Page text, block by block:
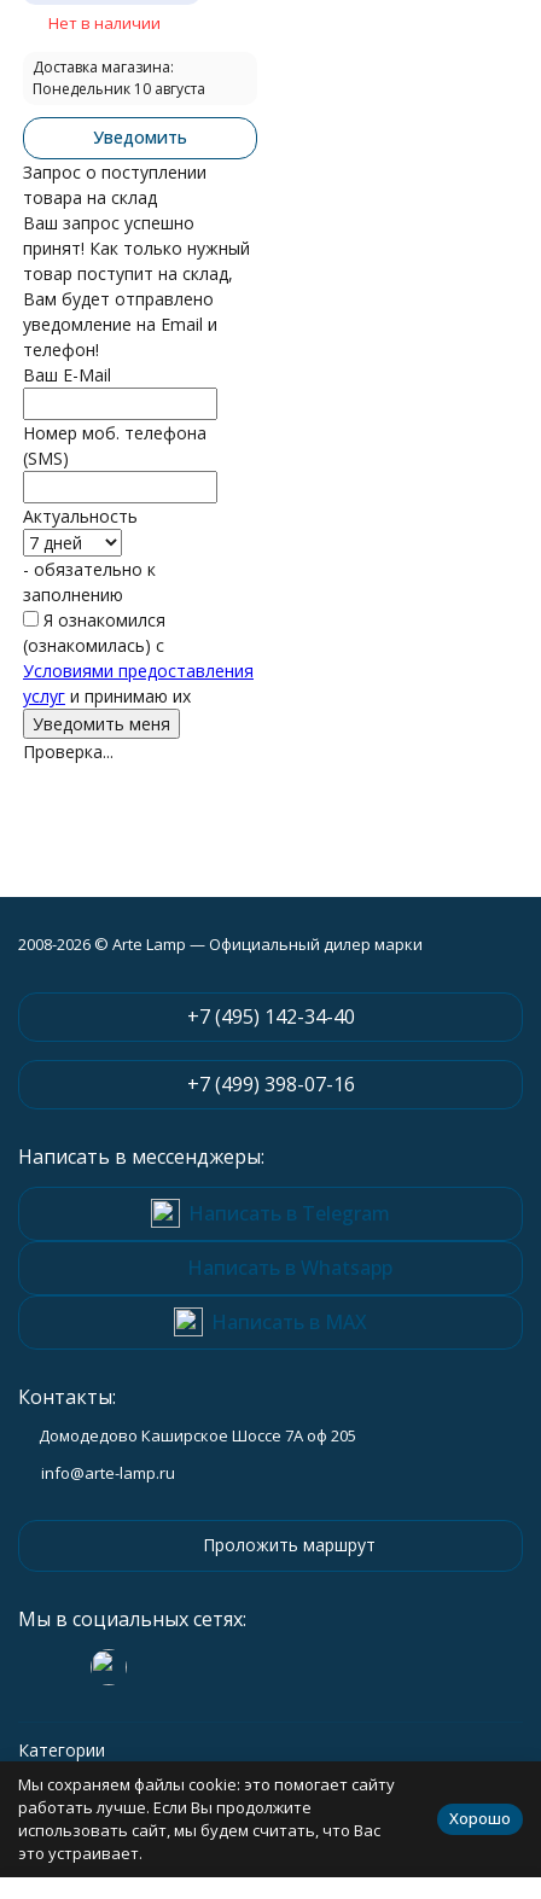
Нет в наличии
Доставка магазина:
Понедельник 10 августа
Уведомить
Запрос о поступлении
товара на склад
Ваш запрос успешно
принят! Как только нужный
товар поступит на склад,
Вам будет отправлено
уведомление на Email и
телефон!
Ваш E-Mail
Номер моб. телефона
(SMS)
Актуальность
- обязательно к
заполнению
Я ознакомился
(ознакомилась) с
Условиями предоставления
услуг и принимаю их
Проверка...
2008-2026 © Arte Lamp — Официальный дилер марки
+7 (495) 142-34-40
+7 (499) 398-07-16
Написать в мессенджеры:
Написать в Telegram
Написать в Whatsapp
Написать в MAX
Контакты:
Домодедово Каширское Шоссе 7А оф 205
info@arte-lamp.ru
Проложить маршрут
Мы в социальных сетях:
Категории
Информация
Политика персональных данных Карта сайта
Мы сохраняем файлы cookie: это помогает сайту
работать лучше. Если Вы продолжите
использовать сайт, мы будем считать, что Вас
это устраивает.
Хорошо